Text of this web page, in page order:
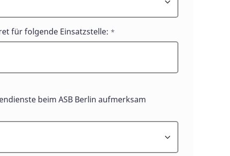
für folgende Einsatzstelle: *
beim ASB Berlin aufmerksam